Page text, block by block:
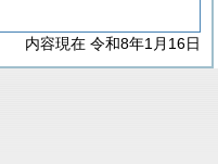
内容現在 令和8年1月16日